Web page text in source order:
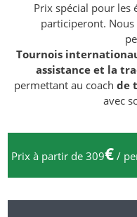
Prix spécial pour les
participeront.
Tournois
assistance et la
permettant au coach de
avec
Prix à partir de 309€ /